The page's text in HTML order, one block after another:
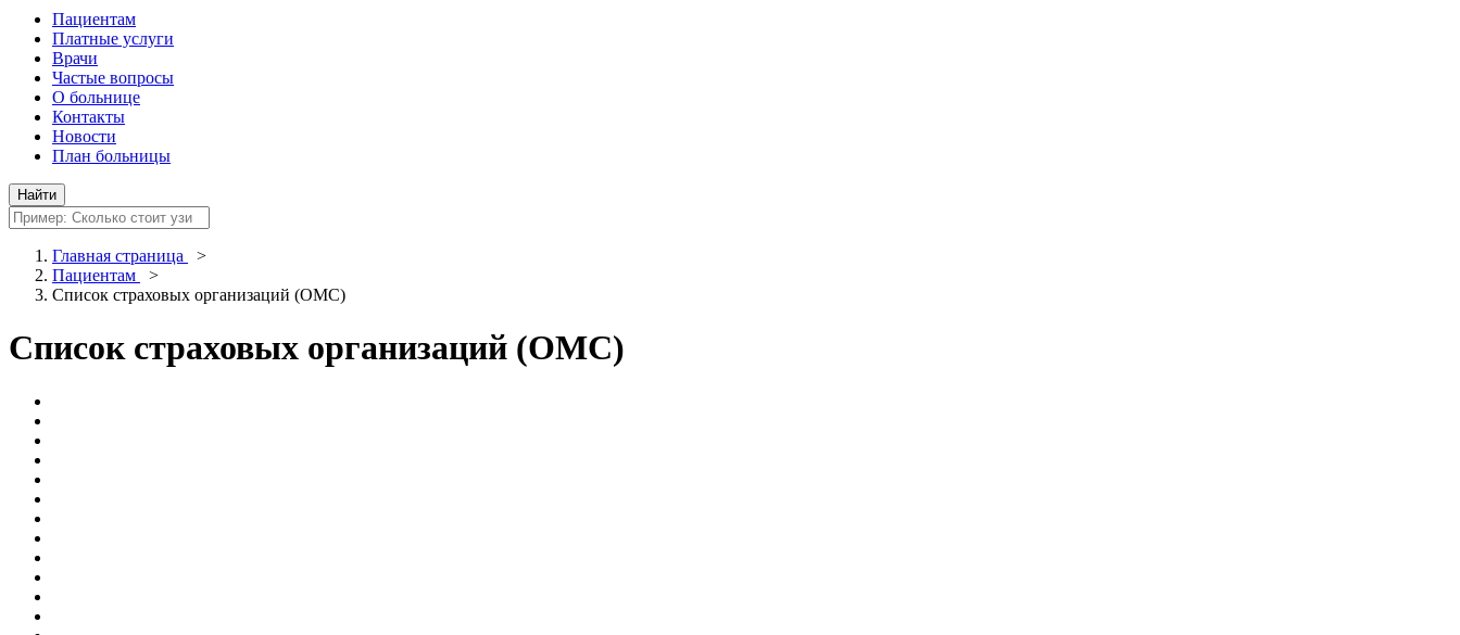
Пациентам
Платные услуги
Врачи
Частые вопросы
О больнице
Контакты
Новости
План больницы
Главная страница
>
Пациентам
>
Список страховых организаций (ОМС)
Список страховых организаций (ОМС)